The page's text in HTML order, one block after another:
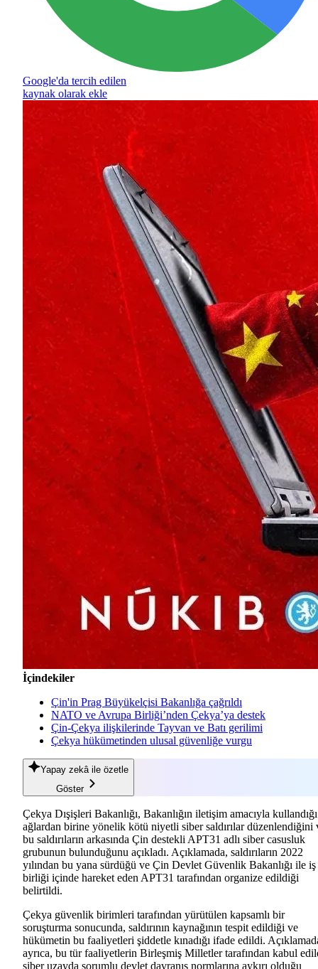
Google'da tercih edilen
kaynak olarak ekle
İçindekiler
Çin'in Prag Büyükelçisi Bakanlığa çağrıldı
NATO ve Avrupa Birliği’nden Çekya’ya destek
Çin-Çekya ilişkilerinde Tayvan ve Batı gerilimi
Çekya hükümetinden ulusal güvenliğe vurgu
Yapay zekâ ile özetle
Göster
Çekya Dışişleri Bakanlığı, Bakanlığın iletişim amacıyla kullandığı
ağlardan birine yönelik kötü niyetli siber saldırılar düzenlendiğini
bu saldırıların arkasında Çin destekli APT31 adlı siber casusluk
grubunun bulunduğunu açıkladı. Açıklamada, saldırıların 2022
yılından bu yana sürdüğü ve Çin Devlet Güvenlik Bakanlığı ile iş
birliği içinde hareket eden APT31 tarafından organize edildiği
belirtildi.
Çekya güvenlik birimleri tarafından yürütülen kapsamlı bir
soruşturma sonucunda, saldırının kaynağının tespit edildiği ve
hükümetin bu faaliyetleri şiddetle kınadığı ifade edildi.
ayrıca, bu tür faaliyetlerin Birleşmiş Milletler tarafından kabul
siber uzayda sorumlu devlet davranış normlarına aykırı olduğu